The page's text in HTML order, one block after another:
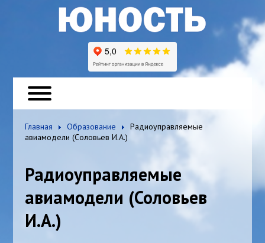
Главная Образование
Радиоуправляемые
авиамодели (Соловьев И.А.)
Радиоуправляемые
авиамодели (Соловьев
И.А.)